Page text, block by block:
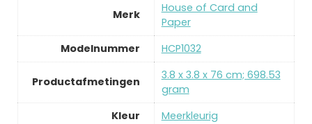
Merk
‎House of Card and
Paper
Modelnummer
‎HCP1032
Productafmetingen
‎3.8 x 3.8 x 76 cm; 698.53
gram
Kleur
‎Meerkleurig